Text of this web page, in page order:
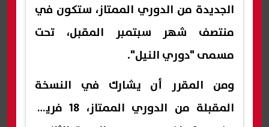
الجديدة من الدوري الممتاز، ستكون في
منتصف شهر سبتمبر المقبل، تحت
مسمى "دوري النيل".
ومن المقرر أن يشارك في النسخة
المقبلة من الدوري الممتاز، 18 فريقا